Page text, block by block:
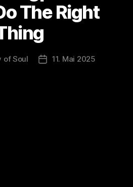
The Right
of Soul Veröffentlichungsdatum
11. Mai 2025